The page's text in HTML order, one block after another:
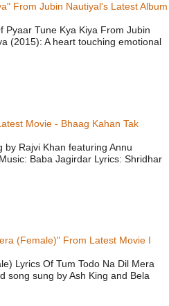
From Jubin Nautiyal's Latest Album
Pyaar Tune Kya Kiya From Jubin
(2015): A heart touching emotional
Movie - Bhaag Kahan Tak
by Rajvi Khan featuring Annu
Baba Jagirdar Lyrics: Shridhar
(Female)" From Latest Movie I
Lyrics Of Tum Todo Na Dil Mera
song sung by Ash King and Bela